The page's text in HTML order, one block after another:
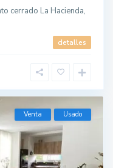
cerrado La Hacienda,
detalles
Venta Usado